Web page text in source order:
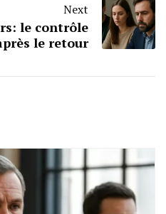
Next
le contrôle
le retour